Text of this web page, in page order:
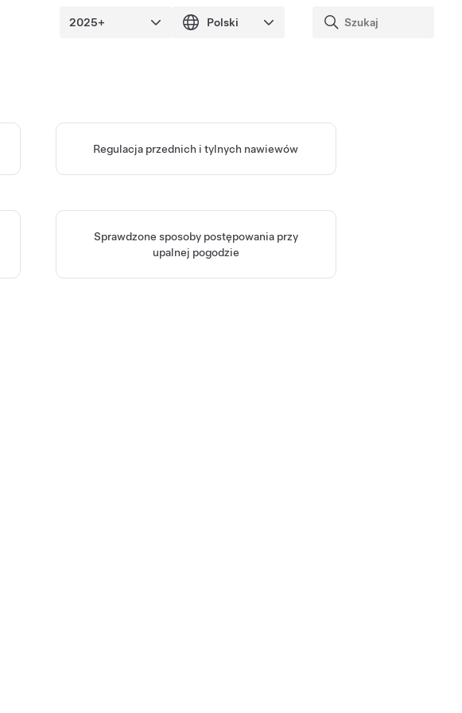
Regulacja przednich i tylnych nawiewów
Sprawdzone sposoby postępowania przy
upalnej pogodzie